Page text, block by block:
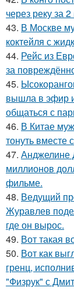
через реку за
43. В Москве
коктейля с
44. Рейс из
за
45.
вышла в эфир
общаться с
46. В Китае
тонуть вместе
47. Анджелине
миллионов
фильме.
48. Ведущий
Журавлев
где он вырос.
49. Вот такая
50. Вот как
гренц,
"Физрук" с